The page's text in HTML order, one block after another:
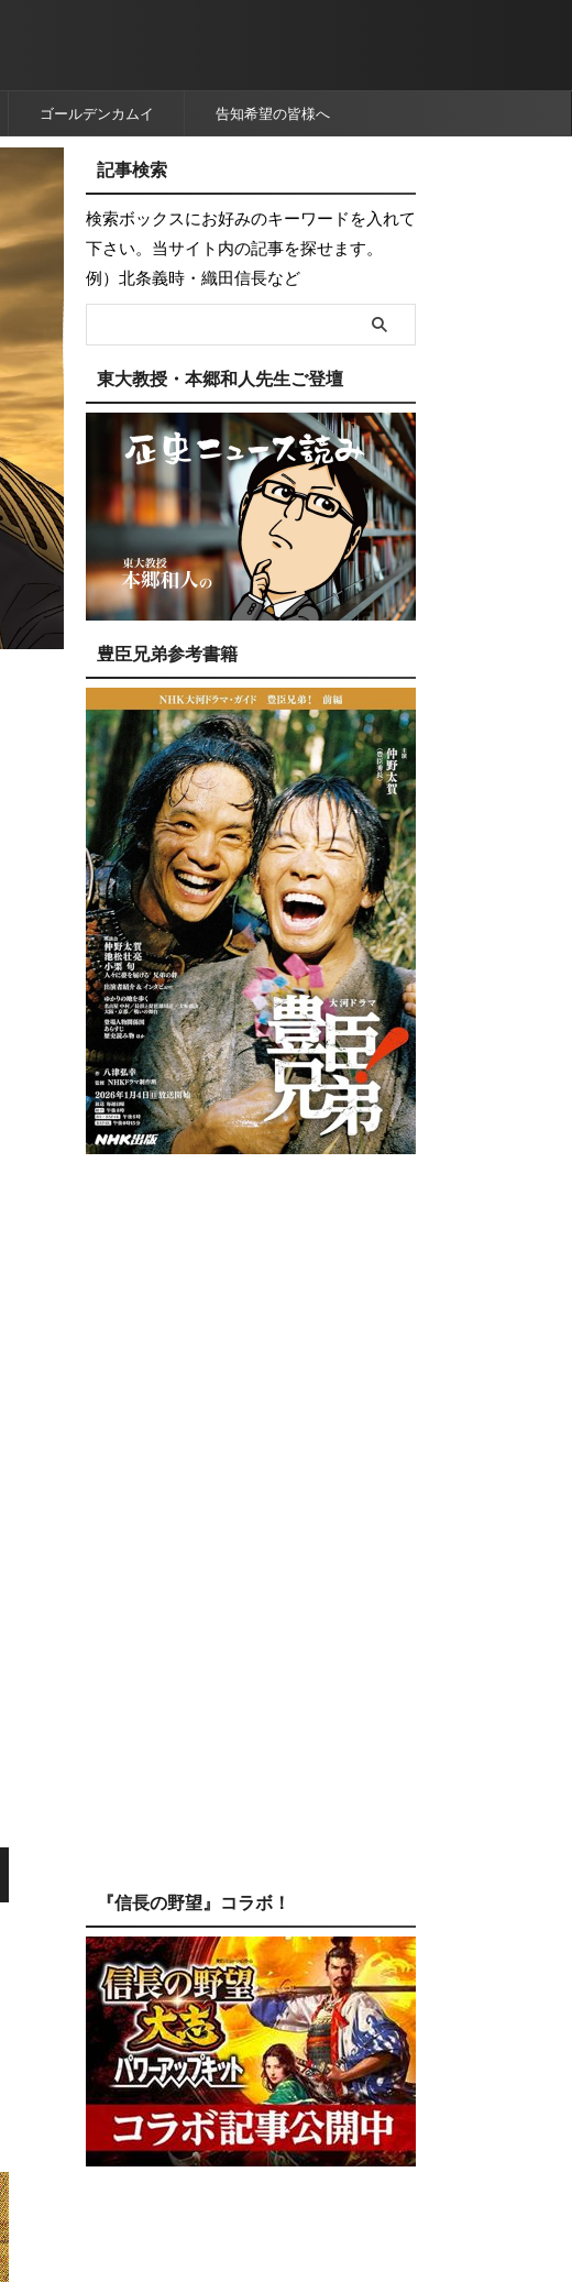
ゴールデンカムイ 告知希望の皆様へ
記事検索
検索ボックスにお好みのキーワードを入れて
下さい。当サイト内の記事を探せます。
例）北条義時・織田信長など
東大教授・本郷和人先生ご登壇
豊臣兄弟参考書籍
『信長の野望』コラボ！